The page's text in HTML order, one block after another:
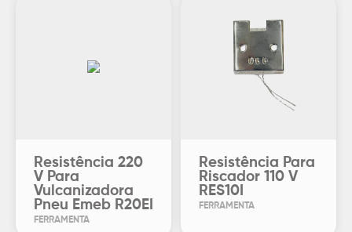
Resistência 220
V Para
Vulcanizadora
Pneu Emeb R20EI
FERRAMENTA
Resistência Para
Riscador 110 V
RES10I
FERRAMENTA